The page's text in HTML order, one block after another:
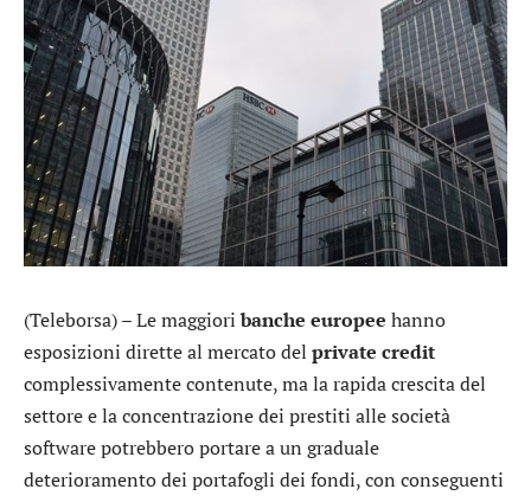
(Teleborsa) – Le maggioribanche europee hanno
esposizioni dirette al mercato del private credit
complessivamente contenute, ma la rapida crescita del
settore e la concentrazione dei prestiti alle società
software potrebbero portare a un graduale
deterioramento dei portafogli dei fondi, con conseguenti